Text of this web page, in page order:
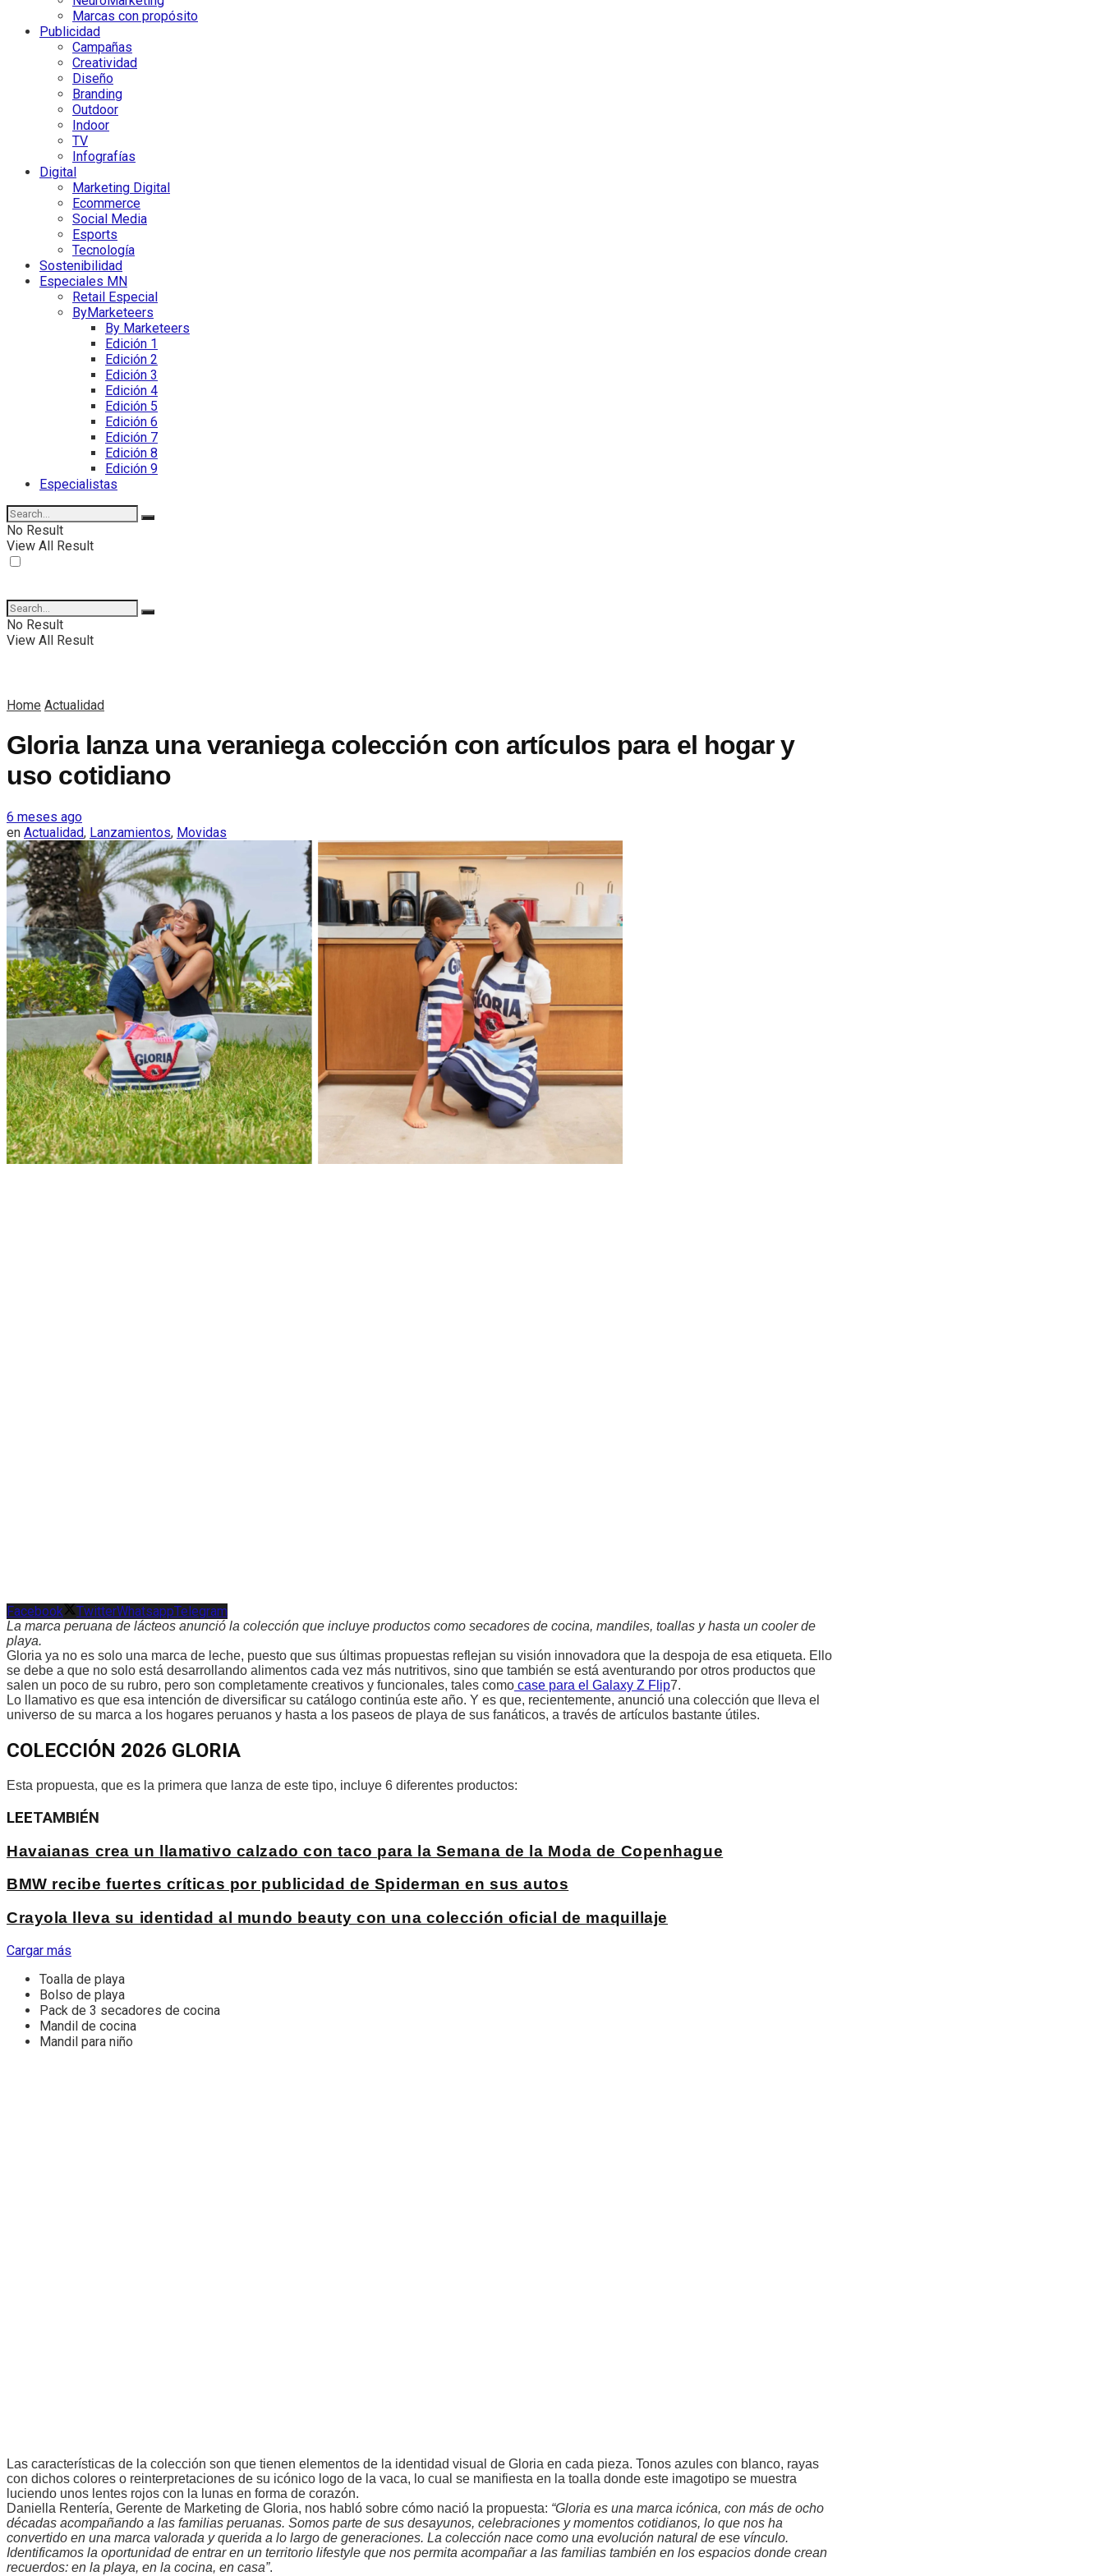
Marcas con propósito
Publicidad
Campañas
Creatividad
Diseño
Branding
Outdoor
Indoor
TV
Infografías
Digital
Marketing Digital
Ecommerce
Social Media
Esports
Tecnología
Sostenibilidad
Especiales MN
Retail Especial
ByMarketeers
By Marketeers
Edición 1
Edición 2
Edición 3
Edición 4
Edición 5
Edición 6
Edición 7
Edición 8
Edición 9
Especialistas
No Result
View All Result
No Result
View All Result
Home Actualidad
Gloria lanza una veraniega colección con artículos para el hogar y
uso cotidiano
6 meses ago
en Actualidad, Lanzamientos, Movidas
Facebook TwitterWhatsappTelegram
La marca peruana de lácteos anunció la colección que incluye productos como secadores de cocina, mandiles, toallas y hasta un cooler de
playa.
Gloria ya no es solo una marca de leche, puesto que sus últimas propuestas reflejan su visión innovadora que la despoja de esa etiqueta. Ello
se debe a que no solo está desarrollando alimentos cada vez más nutritivos, sino que también se está aventurando por otros productos que
salen un poco de su rubro, pero son completamente creativos y funcionales, tales como case para el Galaxy Z Flip7.
Lo llamativo es que esa intención de diversificar su catálogo continúa este año. Y es que, recientemente, anunció una colección que lleva el
universo de su marca a los hogares peruanos y hasta a los paseos de playa de sus fanáticos, a través de artículos bastante útiles.
COLECCIÓN 2026 GLORIA
Esta propuesta, que es la primera que lanza de este tipo, incluye 6 diferentes productos:
LEETAMBIÉN
Havaianas crea un llamativo calzado con taco para la Semana de la Moda de Copenhague
BMW recibe fuertes críticas por publicidad de Spiderman en sus autos
Crayola lleva su identidad al mundo beauty con una colección oficial de maquillaje
Cargar más
Toalla de playa
Bolso de playa
Pack de 3 secadores de cocina
Mandil de cocina
Mandil para niño
Las características de la colección son que tienen elementos de la identidad visual de Gloria en cada pieza. Tonos azules con blanco, rayas
con dichos colores o reinterpretaciones de su icónico logo de la vaca, lo cual se manifiesta en la toalla donde este imagotipo se muestra
luciendo unos lentes rojos con la lunas en forma de corazón.
Daniella Rentería, Gerente de Marketing de Gloria, nos habló sobre cómo nació la propuesta: “Gloria es una marca icónica, con más de ocho
décadas acompañando a las familias peruanas. Somos parte de sus desayunos, celebraciones y momentos cotidianos, lo que nos ha
convertido en una marca valorada y querida a lo largo de generaciones. La colección nace como una evolución natural de ese vínculo.
Identificamos la oportunidad de entrar en un territorio lifestyle que nos permita acompañar a las familias también en los espacios donde crean
recuerdos: en la playa, en la cocina, en casa”.